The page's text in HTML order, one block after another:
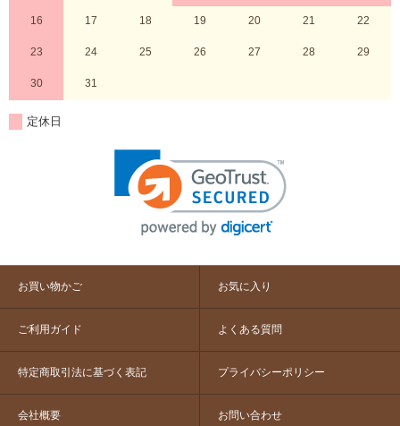
16 17 18 19 20 21 22
23 24 25 26 27 28 29
30 31
定休日
お買い物かご お気に入り
ご利用ガイド よくある質問
特定商取引法に基づく表記 プライバシーポリシー
会社概要 お問い合わせ